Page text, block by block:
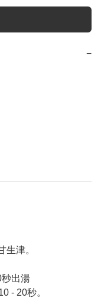
−
生津。
出湯
- 20秒。